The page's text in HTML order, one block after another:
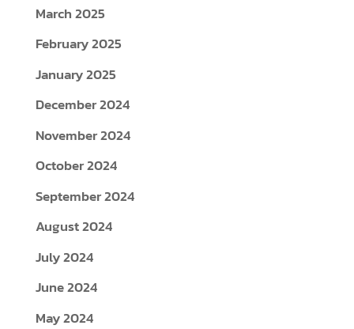
March 2025
February 2025
January 2025
December 2024
November 2024
October 2024
September 2024
August 2024
July 2024
June 2024
May 2024